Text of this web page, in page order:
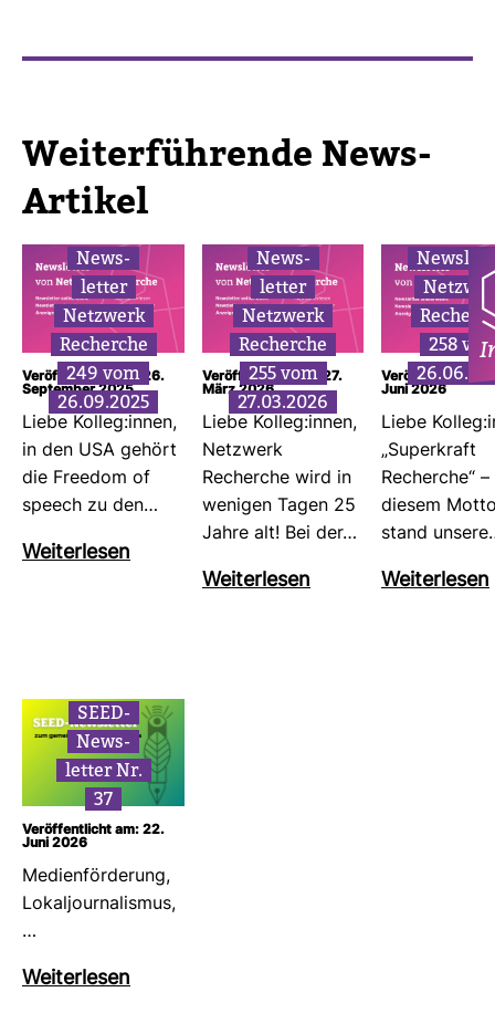
Wei­ter­füh­rende News-​
Artikel
News­
letter
Netz­werk
Recherche
249 vom
26.09.2025
Veröffentlicht am: 26.
September 2025
Liebe Kolleg:innen,
in den USA gehört
die Freedom of
speech zu den…
Wei­ter­lesen
News­
letter
Netz­werk
Recherche
255 vom
27.03.2026
Veröffentlicht am: 27.
März 2026
Liebe Kolleg:innen,
Netz­werk
Recherche wird in
wenigen Tagen 25
Jahre alt! Bei der…
Wei­ter­lesen
258
Veröffentlicht
Juni 2026
Liebe
„Super­kraft
Recherche“
diesem
stand
Wei­ter­lesen
SEED-​
News­
letter Nr.
37
Veröffentlicht am: 22.
Juni 2026
Medi­en­för­de­rung,
Lokal­jour­na­lismus,
…
Wei­ter­lesen